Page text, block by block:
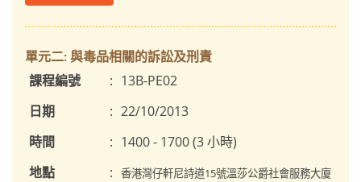
單元二: 與毒品相關的訴訟及刑責
課程編號 : 13B-PE02
日期
: 22/10/2013
時間
: 1400 - 1700 (3 小時)
地點
: 香港灣仔軒尼詩道15號溫莎公爵社會服務大廈